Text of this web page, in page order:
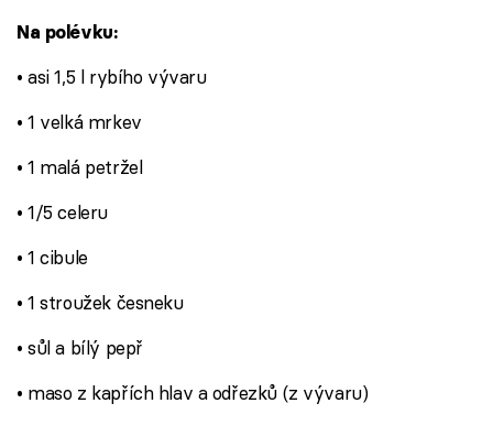
Na polévku:
• asi 1,5 l rybího vývaru
• 1 velká mrkev
• 1 malá petržel
• 1/5 celeru
• 1 cibule
• 1 stroužek česneku
• sůl a bílý pepř
• maso z kapřích hlav a odřezků (z vývaru)